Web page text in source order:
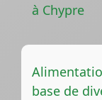
à Chypre
base de